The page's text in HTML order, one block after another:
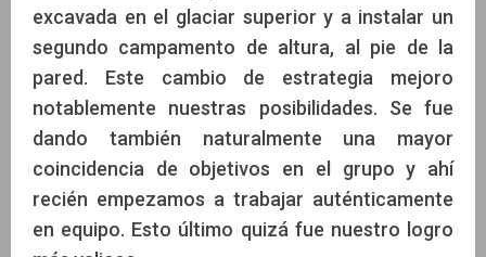
excavada en el glaciar superior y a instalar un
segundo campamento de altura, al pie de la
pared. Este cambio de estrategia mejoro
notablemente nuestras posibilidades. Se fue
dando también naturalmente una mayor
coincidencia de objetivos en el grupo y ahí
recién empezamos a trabajar auténticamente
en equipo. Esto último quizá fue nuestro logro